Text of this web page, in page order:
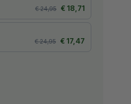
Originele prijs:
€ 24,95 Kortingsprijs:
€ 18,71
Originele prijs:
€ 24,95 Kortingsprijs:
€ 17,47